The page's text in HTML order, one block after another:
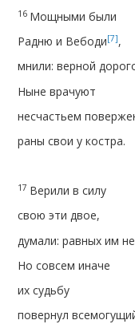
16 Мощными были
Радню и Вебоди[7],
мнили: верной
Ныне врачуют
несчастьем
раны свои у костра.
17 Верили в силу
свою эти двое,
думали: равных им
Но совсем иначе
их судьбу
повернул